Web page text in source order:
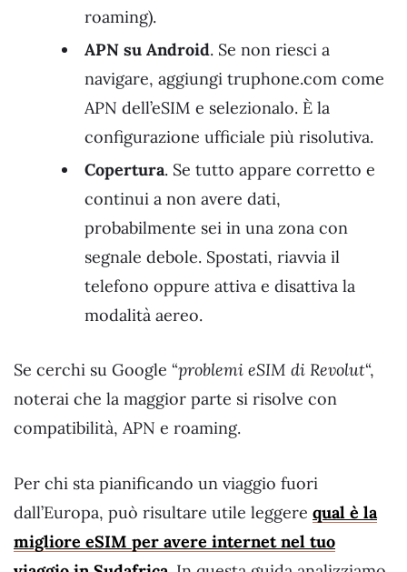
roaming).
APN su Android. Se non riesci a
navigare, aggiungi truphone.com come
APN dell’eSIM e selezionalo. È la
configurazione ufficiale più risolutiva.
Copertura. Se tutto appare corretto e
continui a non avere dati,
probabilmente sei in una zona con
segnale debole. Spostati, riavvia il
telefono oppure attiva e disattiva la
modalità aereo.
Se cerchi su Google “problemi eSIM di Revolut“,
noterai che la maggior parte si risolve con
compatibilità, APN e roaming.
Per chi sta pianificando un viaggio fuori
dall’Europa, può risultare utile leggere qual è la
migliore eSIM per avere internet nel tuo